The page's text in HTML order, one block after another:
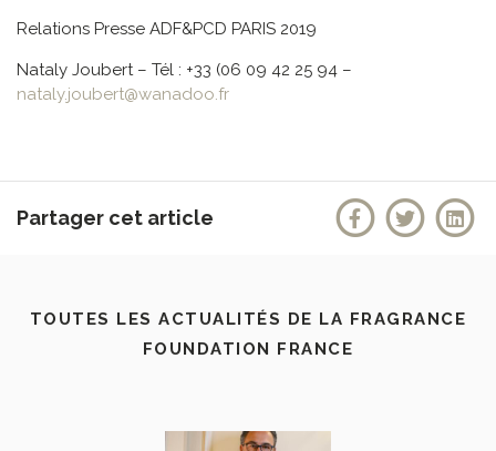
Relations Presse ADF&PCD PARIS 2019
Nataly Joubert – Tél : +33 (06 09 42 25 94 –
nataly.joubert@wanadoo.fr
Partager cet article
TOUTES LES ACTUALITÉS DE LA FRAGRANCE
FOUNDATION FRANCE